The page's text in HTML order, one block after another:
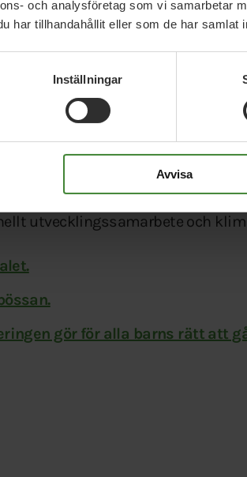
och analysföretag som vi samarbetar
har tillhandahållit eller som de har samlat
Inställningar
Avvisa
utvecklingssamarbete och
gör för alla barns rätt att